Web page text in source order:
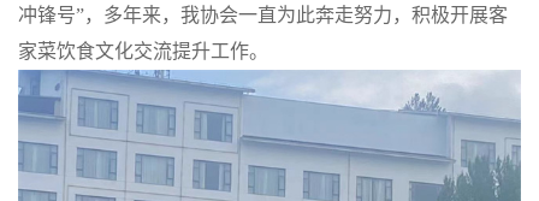
冲锋号”，多年来，我协会一直为此奔走努力，积极开展客
家菜饮食文化交流提升工作。